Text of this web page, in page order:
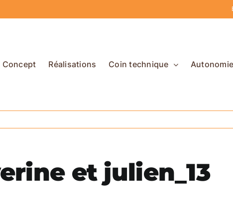
Concept Réalisations Coin technique Autonomie
et julien_13